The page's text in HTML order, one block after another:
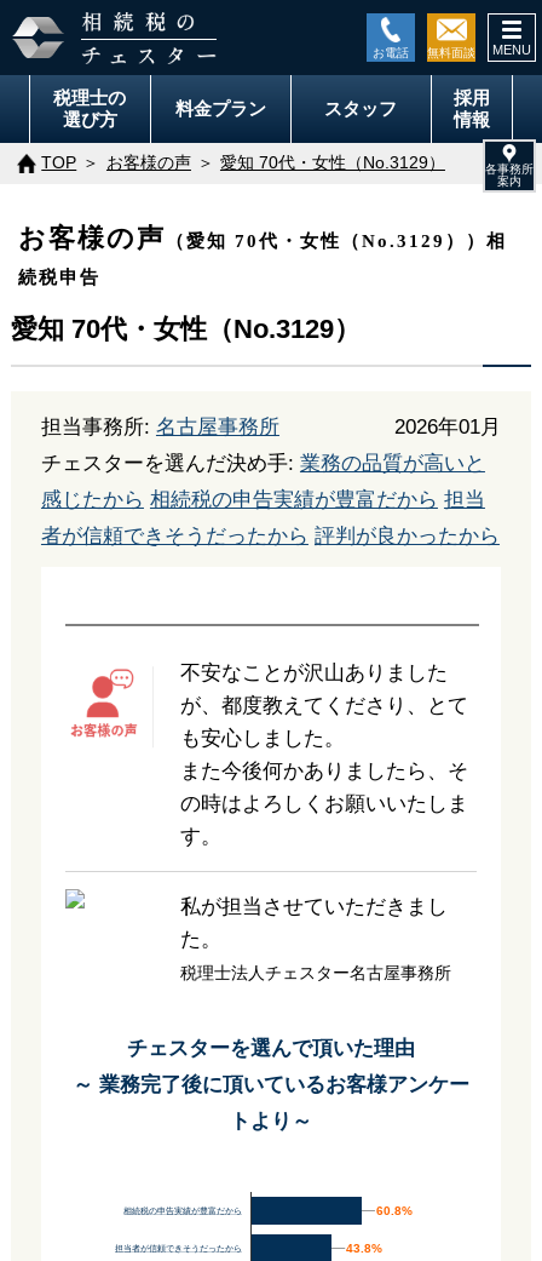
税理士の
選び方
料金プラン スタッフ
採用
情報
TOP お客様の声 愛知 70代・女性（No.3129）
お客様の声
（愛知 70代・女性（No.3129））相
続税申告
愛知 70代・女性（No.3129）
担当事務所: 名古屋事務所
2026年01月
チェスターを選んだ決め手: 業務の品質が高いと
感じたから 相続税の申告実績が豊富だから 担当
者が信頼できそうだったから 評判が良かったから
不安なことが沢山ありました
が、都度教えてくださり、とて
も安心しました。
また今後何かありましたら、そ
の時はよろしくお願いいたしま
す。
私が担当させていただきまし
た。
税理士法人チェスター名古屋事務所
チェスターを選んで頂いた理由
～ 業務完了後に頂いているお客様アンケー
トより～
相続税の申告実績が豊富だから
担当者が信頼できそうだったから
60.8%
60.8%
43.8%
43.8%